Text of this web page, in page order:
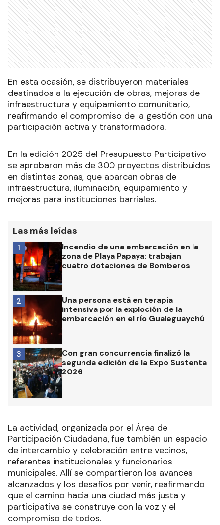
En esta ocasión, se distribuyeron materiales
destinados a la ejecución de obras, mejoras de
infraestructura y equipamiento comunitario,
reafirmando el compromiso de la gestión con una
participación activa y transformadora.
En la edición 2025 del Presupuesto Participativo
se aprobaron más de 300 proyectos distribuidos
en distintas zonas, que abarcan obras de
infraestructura, iluminación, equipamiento y
mejoras para instituciones barriales.
Las más leídas
Incendio de una embarcación en la
zona de Playa Papaya: trabajan
cuatro dotaciones de Bomberos
1
Una persona está en terapia
intensiva por la exploción de la
embarcación en el río Gualeguaychú
2
Con gran concurrencia finalizó la
segunda edición de la Expo Sustenta
2026
3
La actividad, organizada por el Área de
Participación Ciudadana, fue también un espacio
de intercambio y celebración entre vecinos,
referentes institucionales y funcionarios
municipales. Allí se compartieron los avances
alcanzados y los desafíos por venir, reafirmando
que el camino hacia una ciudad más justa y
participativa se construye con la voz y el
compromiso de todos.